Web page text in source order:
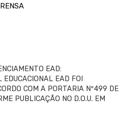
EAD:
EAD FOI
COM A PORTARIA Nº499 DE
PUBLICAÇÃO NO D.O.U. EM